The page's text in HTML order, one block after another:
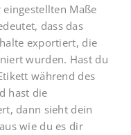
Maße
dass das
exportiert, die
wurden. Hast du
während des
hast die
dann sieht dein
wie du es dir